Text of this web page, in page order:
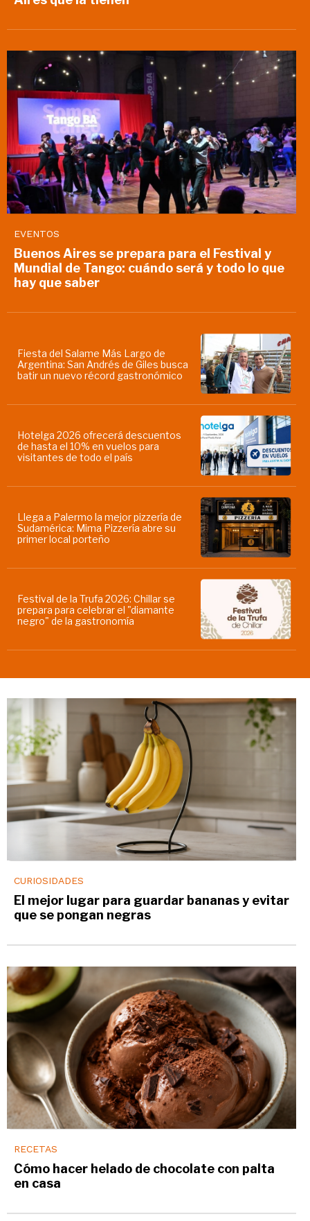
EVENTOS
Buenos Aires se prepara para el Festival y
Mundial de Tango: cuándo será y todo lo que
hay que saber
Fiesta del Salame Más Largo de
Argentina: San Andrés de Giles busca
batir un nuevo récord gastronómico
Hotelga 2026 ofrecerá descuentos
de hasta el 10% en vuelos para
visitantes de todo el país
Llega a Palermo la mejor pizzería de
Sudamérica: Mima Pizzería abre su
primer local porteño
Festival de la Trufa 2026: Chillar se
prepara para celebrar el "diamante
negro" de la gastronomía
CURIOSIDADES
El mejor lugar para guardar bananas y evitar
que se pongan negras
RECETAS
Cómo hacer helado de chocolate con palta
en casa